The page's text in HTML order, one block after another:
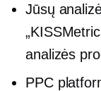
Jūsų
analizės
PPC